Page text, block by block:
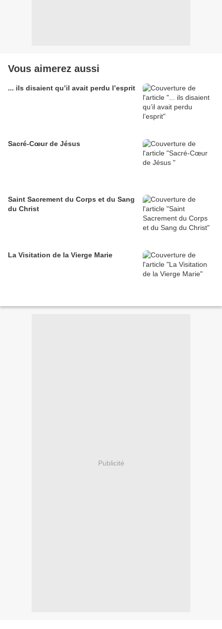
Vous aimerez aussi
... ils disaient qu’il avait perdu l’esprit
Sacré-Cœur de Jésus
Saint Sacrement du Corps et du Sang
du Christ
La Visitation de la Vierge Marie
Publicité